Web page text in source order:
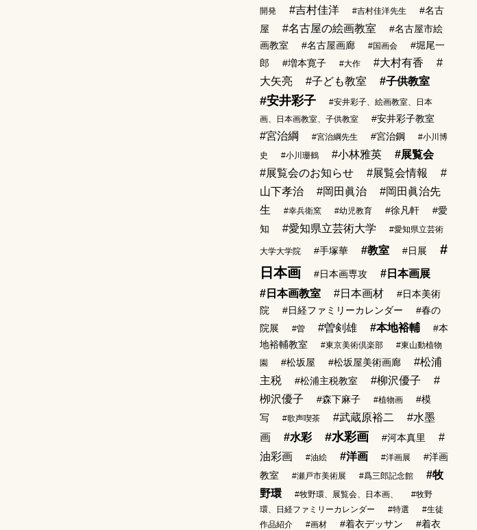
開発
#吉村佳洋 #吉村佳洋先生
#名古
屋
#名古屋の絵画教室
#名古屋市絵
画教室
#名古屋画廊 #国画会
#堀尾一
郎
#増本寛子 #大作 #大村有香
#
大矢亮
#子ども教室 #子供教室
#安井彩子
#安井彩子、絵画教室、日本
画、日本画教室、子供教室
#安井彩子教室
#宮治綱 #宮治綱先生 #宮治鋼
#小川博
史
#小川珊鶴 #小林雅英
#展覧会
#展覧会のお知らせ
#展覧会情報
#
山下孝治
#岡田眞治
#岡田眞治先
生
#幸兵衛窯 #幼児教育 #徐凡軒
#愛
知
#愛知県立芸術大学 #愛知県立芸術
大学大学院 #手塚華 #教室 #日展
#
日本画
#日本画専攻
#日本画展
#日本画教室
#日本画材
#日本美術
院
#日経ファミリーカレンダー
#春の
院展
#曽 #曽剣雄 #本地裕輔
#本
地裕輔教室
#東京美術倶楽部
#東山動植物
園
#松坂屋 #松坂屋美術画廊
#松浦
主税
#松浦主税教室 #柳沢優子
#
栁沢優子
#森下麻子 #植物画
#模
写
#歌声喫茶 #武蔵原裕二
#水墨
画
#水彩 #水彩画 #河本真里
#
油彩画
#油絵 #洋画 #洋画展
#洋画
教室
#瀬戸市美術展 #爲三郎記念館
#牧
野環
#牧野環、展覧会、日本画、
#牧野
環、日経ファミリーカレンダー
#特選
#生徒
作品紹介
#画材 #着衣デッサン
#着衣